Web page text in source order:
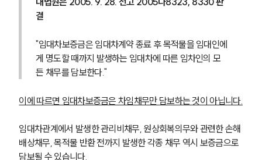
결
"임대차보증금은 임대차계약 종료 후 목적물을 임대인에
게 명도할 때까지 발생하는 임대차에 따른 임차인의 모
든 채무를 담보한다."
이에 따르면 임대차보증금은 차임채무만 담보하는 것이 아닙니다.
임대차관계에서 발생한 관리비채무, 원상회복의무와 관련한 손해
배상채무, 목적물 반환 전까지 발생한 각종 채무 역시 보증금으로
담보될 수 있습니다.